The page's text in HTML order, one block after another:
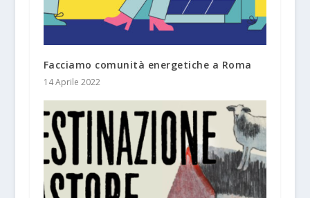
Facciamo comunità energetiche a Roma
14 Aprile 2022